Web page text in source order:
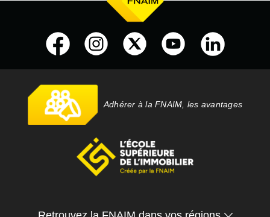
Adhérer à la FNAIM, les avantages